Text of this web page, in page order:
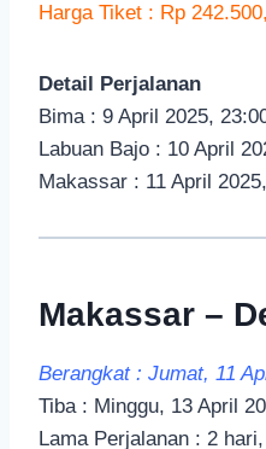
Harga Tiket : Rp
Detail Perjalanan
Bima : 9 April 2025,
Labuan Bajo : 10 April
Makassar : 11 April
Makassar –
Berangkat : Jumat, 11
Tiba : Minggu, 13 April
Lama Perjalanan : 2